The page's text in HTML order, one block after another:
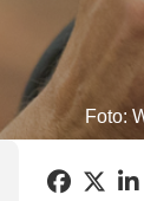
Foto: